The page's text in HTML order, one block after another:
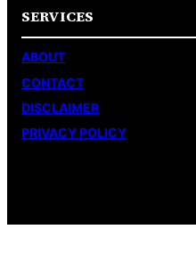
SERVICES
ABOUT
CONTACT
DISCLAIMER
PRIVACY POLICY